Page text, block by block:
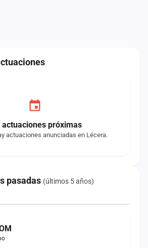
actuaciones próximas
actuaciones anunciadas en Lécera.
pasadas (últimos 5 años)